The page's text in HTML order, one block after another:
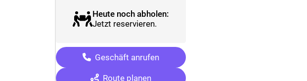
Heute noch abholen:
Jetzt reservieren.
Geschäft anrufen
Route planen